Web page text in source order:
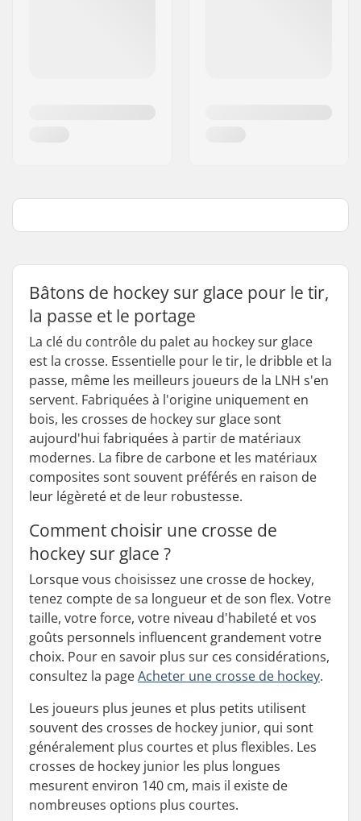
Bâtons de hockey sur glace pour le tir,
la passe et le portage
La clé du contrôle du palet au hockey sur glace
est la crosse. Essentielle pour le tir, le dribble et la
passe, même les meilleurs joueurs de la LNH s'en
servent. Fabriquées à l'origine uniquement en
bois, les crosses de hockey sur glace sont
aujourd'hui fabriquées à partir de matériaux
modernes. La fibre de carbone et les matériaux
composites sont souvent préférés en raison de
leur légèreté et de leur robustesse.
Comment choisir une crosse de
hockey sur glace ?
Lorsque vous choisissez une crosse de hockey,
tenez compte de sa longueur et de son flex. Votre
taille, votre force, votre niveau d'habileté et vos
goûts personnels influencent grandement votre
choix. Pour en savoir plus sur ces considérations,
consultez la pageAcheter une crosse de hockey.
Les joueurs plus jeunes et plus petits utilisent
souvent des crosses de hockey junior, qui sont
généralement plus courtes et plus flexibles. Les
crosses de hockey junior les plus longues
mesurent environ 140 cm, mais il existe de
nombreuses options plus courtes.